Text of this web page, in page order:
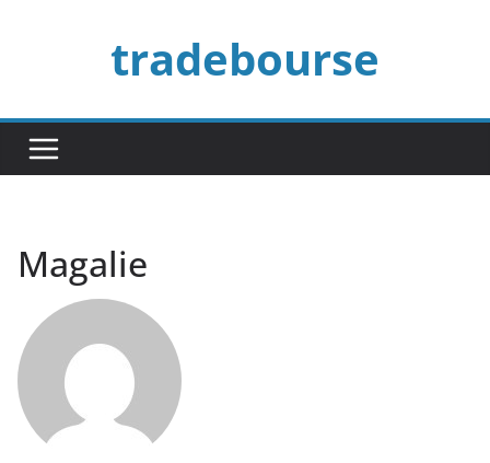
tradebourse
Magalie